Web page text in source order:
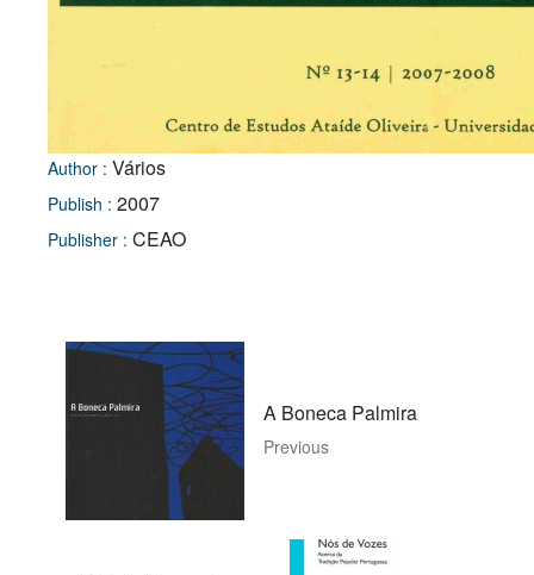
Author : Vários
Publish : 2007
Publisher : CEAO
A Boneca Palmira
Previous